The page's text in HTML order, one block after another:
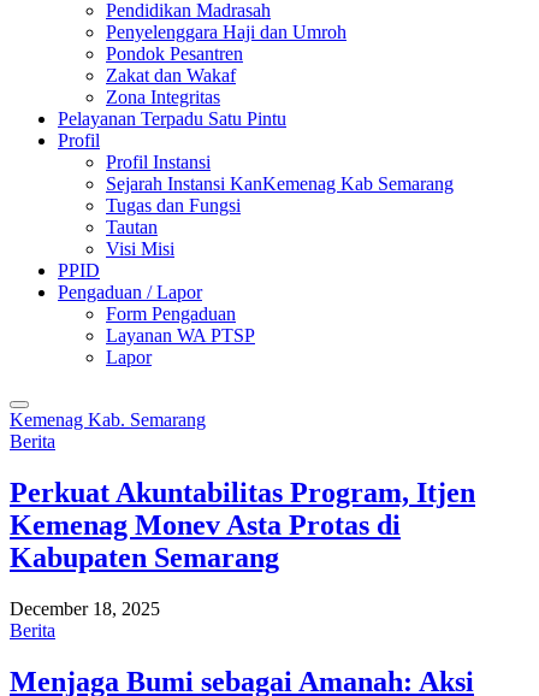
Pendidikan Madrasah
Penyelenggara Haji dan Umroh
Pondok Pesantren
Zakat dan Wakaf
Zona Integritas
Pelayanan Terpadu Satu Pintu
Profil
Profil Instansi
Sejarah Instansi KanKemenag Kab Semarang
Tugas dan Fungsi
Tautan
Visi Misi
PPID
Pengaduan / Lapor
Form Pengaduan
Layanan WA PTSP
Lapor
Kemenag Kab. Semarang
Berita
Perkuat Akuntabilitas Program, Itjen
Kemenag Monev Asta Protas di
Kabupaten Semarang
December 18, 2025
Berita
Menjaga Bumi sebagai Amanah: Aksi